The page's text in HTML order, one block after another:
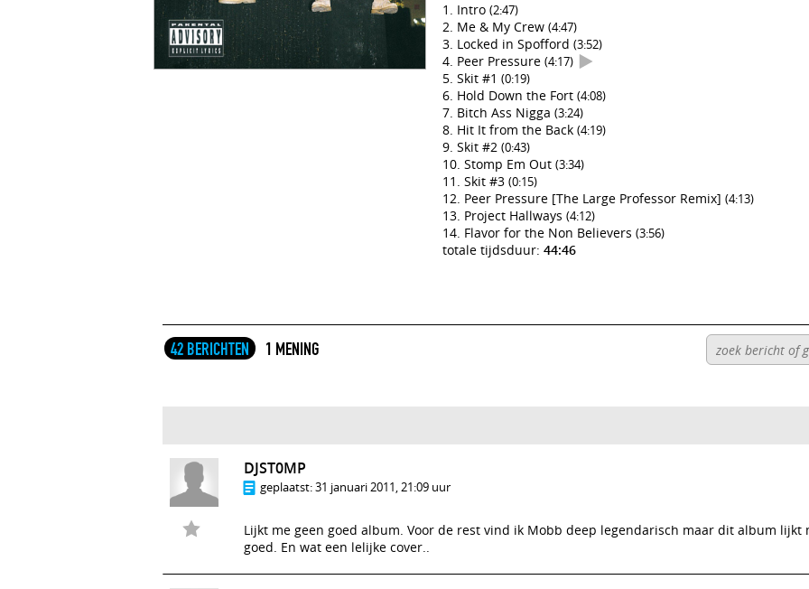
Intro (2:47)
Me & My Crew (4:47)
Locked in Spofford (3:52)
Peer Pressure (4:17)
Skit #1 (0:19)
Hold Down the Fort (4:08)
Bitch Ass Nigga (3:24)
Hit It from the Back (4:19)
Skit #2 (0:43)
Stomp Em Out (3:34)
Skit #3 (0:15)
Peer Pressure [The Large Professor Remix] (4:13)
Project Hallways (4:12)
Flavor for the Non Believers (3:56)
totale tijdsduur: 44:46
42 BERICHTEN 1 MENING
DJST0MP
geplaatst:31 januari 2011, 21:09 uur
Lijkt me geen goed album. Voor de rest vind ik Mobb deep legendarisch maar dit album lijkt
goed. En wat een lelijke cover..